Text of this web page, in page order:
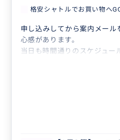
格安シャトルでお買い物へ
申し込みしてから案内メール
心感があります。
当日も時間通りのスケジュー